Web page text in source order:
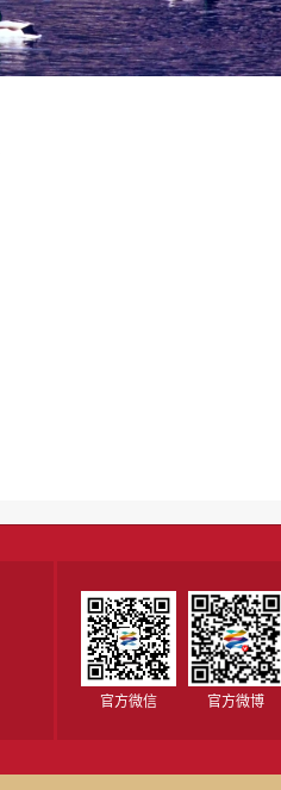
官方微信 官方微博